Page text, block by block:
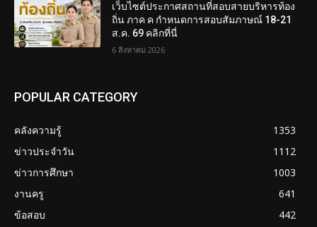
เว็บไซต์ประกาศสถานที่สอบสายบริหารท้อง
ถิ่น ภาค ค กำหนดการสอบสัมภาษณ์ 18-21
ส.ค. 69 คลิกที่นี่
6 สิงหาคม 2026
POPULAR CATEGORY
คลังความรู้
1353
ข่าวประจำวัน
1112
ข่าวการศึกษา
1003
งานครู
641
ข้อสอบ
442